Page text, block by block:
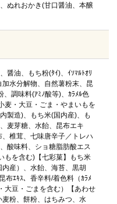
ぬれおかき(甘口醤油、本醸
醤油、もち粉(ﾀｲ)、ｲｿﾏﾙﾄｵﾘ
水分解物、自然薯粉末、昆
、調味料(ｱﾐﾉ酸等)、ｶﾗﾒﾙ色
麦・大豆・ごま・やまいもを
製造)、もち米(国内産)、も
麦芽糖、水飴、昆布エキ
椎茸、七味唐辛子／トレハ
酸味料、ショ糖脂肪酸エス
もを含む)【七彩菓】もち米
内産）、水飴、海苔、黒胡
布ｴｷｽ、香辛料/着色料（ｶﾗﾒ
大豆・ごまを含む）【あわせ
粉、餅粉、はちみつ、水